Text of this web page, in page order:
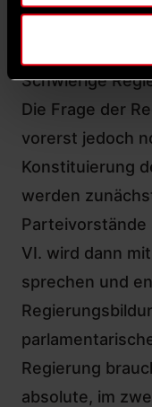
positive
Schwierige
Die Frage der
vorerst jedoch
Konstituierung
werden
Parteivorstände
VI. wird dann
sprechen und
Regierung
absolute, im